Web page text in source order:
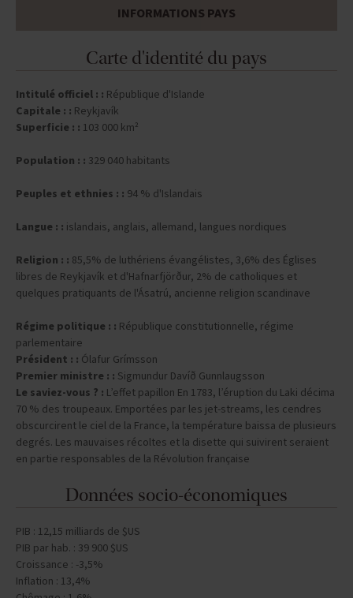
INFORMATIONS PAYS
Carte d'identité du pays
Intitulé officiel : : République d'Islande
Capitale : : Reykjavík
Superficie : : 103 000 km²
Population : : 329 040 habitants
Peuples et ethnies : : 94 % d'Islandais
Langue : : islandais, anglais, allemand, langues nordiques
Religion : : 85,5% de luthériens évangélistes, 3,6% des Églises
libres de Reykjavík et d'Hafnarfjörður, 2% de catholiques et
quelques pratiquants de l'Ásatrú, ancienne religion scandinave
Régime politique : : République constitutionnelle, régime
parlementaire
Président : : Ólafur Grímsson
Premier ministre : : Sigmundur Davíð Gunnlaugsson
Le saviez-vous ? : L’effet papillon En 1783, l’éruption du Laki décima
70 % des troupeaux. Emportées par les jet-streams, les cendres
obscurcirent le ciel de la France, la température baissa de plusieurs
degrés. Les mauvaises récoltes et la disette qui suivirent seraient
en partie responsables de la Révolution française
Données socio-économiques
PIB : 12,15 milliards de $US
PIB par hab. : 39 900 $US
Croissance : -3,5%
Inflation : 13,4%